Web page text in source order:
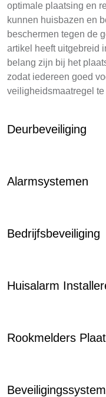
optimale plaatsing en
kunnen huisbazen en
beschermen tegen de
artikel heeft uitgebreid
belang zijn bij het
zodat iedereen goed
veiligheidsmaatregel te
Deurbeveiliging
Alarmsystemen
Bedrijfsbeveiliging
Huisalarm
Rookmelders